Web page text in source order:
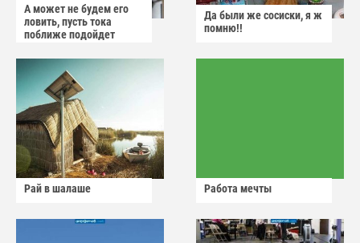
А может не будем его
ловить, пусть тока
поближе подойдет
Да были же сосиски, я ж
помню!!
Рай в шалаше Работа мечты